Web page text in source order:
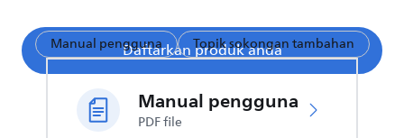
Daftarkan produk anda
Manual pengguna Topik sokongan tambahan
Manual pengguna
PDF file